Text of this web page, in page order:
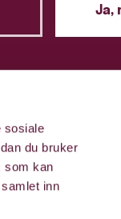
sosiale
du bruker
som kan
inn